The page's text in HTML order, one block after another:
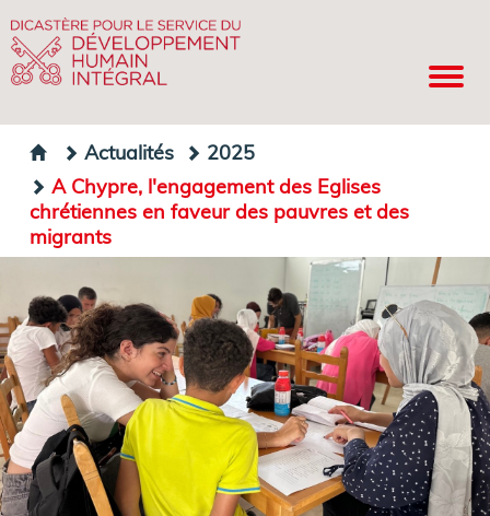
Actualités
2025
A Chypre, l'engagement des Eglises
chrétiennes en faveur des pauvres et des
migrants